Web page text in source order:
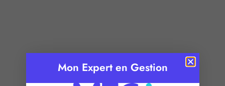
Publié le : 3 janvier 2017
Mon Expert en Gestion